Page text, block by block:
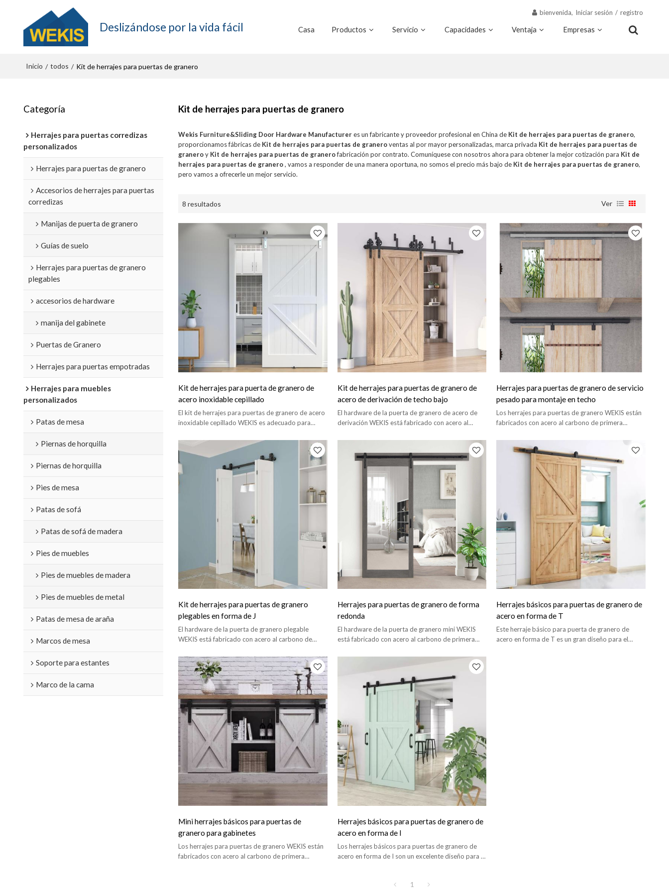
Deslizándose por la vida fácil
bienvenida, Iniciar sesión / registro
Casa Productos Servicio Capacidades Ventaja Empresas
Inicio / todos / Kit de herrajes para puertas de granero
Categoría
Herrajes para puertas corredizas
personalizados
Herrajes para puertas de granero
Accesorios de herrajes para puertas
corredizas
Manijas de puerta de granero
Guías de suelo
Herrajes para puertas de granero
plegables
accesorios de hardware
manija del gabinete
Puertas de Granero
Herrajes para puertas empotradas
Herrajes para muebles
personalizados
Patas de mesa
Piernas de horquilla
Piernas de horquilla
Pies de mesa
Patas de sofá
Patas de sofá de madera
Pies de muebles
Pies de muebles de madera
Pies de muebles de metal
Patas de mesa de araña
Marcos de mesa
Soporte para estantes
Marco de la cama
Kit de herrajes para puertas de granero
Wekis Furniture&Sliding Door Hardware Manufactureres un fabricante y proveedor profesional en China de Kit de herrajes para puertas de granero,
proporcionamos fábricas de Kit de herrajes para puertas de graneroventas al por mayor personalizadas, marca privada Kit de herrajes para puertas de
graneroy Kit de herrajes para puertas de granerofabricación por contrato. Comuníquese con nosotros ahora para obtener la mejor cotización para Kit de
herrajes para puertas de granero, vamos a responder de una manera oportuna, no somos el precio más bajo de Kit de herrajes para puertas de granero,
pero vamos a ofrecerle un mejor servicio.
8 resultados Ver
Kit de herrajes para puerta de granero de
acero inoxidable cepillado
El kit de herrajes para puertas de granero de acero
inoxidable cepillado WEKIS es adecuado para
Kit de herrajes para puertas de granero de
acero de derivación de techo bajo
El hardware de la puerta de granero de acero de
derivación WEKIS está fabricado con acero al
Herrajes para puertas de granero de servicio
pesado para montaje en techo
Los herrajes para puertas de granero WEKIS están
fabricados con acero al carbono de primera
una larga vida útil.
Kit de herrajes para puertas de granero
plegables en forma de J
El hardware de la puerta de granero plegable
WEKIS está fabricado con acero al carbono de
silenciosamente con una larga vida útil.
Herrajes para puertas de granero de forma
redonda
El hardware de la puerta de granero mini WEKIS
está fabricado con acero al carbono de primera
con una vida útil prolongada.
Herrajes básicos para puertas de granero de
acero en forma de T
Este herraje básico para puerta de granero de
acero en forma de T es un gran diseño para el
Mini herrajes básicos para puertas de
granero para gabinetes
Los herrajes para puertas de granero WEKIS están
fabricados con acero al carbono de primera
Herrajes básicos para puertas de granero de
acero en forma de I
Los herrajes básicos para puertas de granero de
acero en forma de I son un excelente diseño para el
1